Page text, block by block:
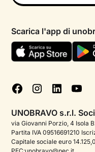
Piattaforme welfare
Enterprise
Termini e condizioni
Informativa Privacy
Cookie policy
Gestisci cookie
Scarica l'app di
UNOBRAVO s.r.l.
via Giovanni Porzio, 4 Isola
Partita IVA 09516691210
Capitale sociale euro